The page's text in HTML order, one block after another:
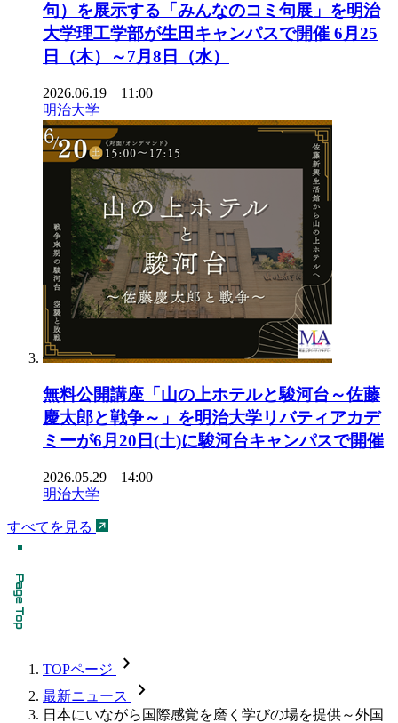
句）を展示する「みんなのコミ句展」を明治
大学理工学部が生田キャンパスで開催 6月25
日（木）～7月8日（水）
2026.06.19 11:00
明治大学
無料公開講座「山の上ホテルと駿河台～佐藤
慶太郎と戦争～」を明治大学リバティアカデ
ミーが6月20日(土)に駿河台キャンパスで開催
2026.05.29 14:00
明治大学
すべてを見る
TOPページ chevron_forward
最新ニュース chevron_forward
日本にいながら国際感覚を磨く学びの場を提供～外国